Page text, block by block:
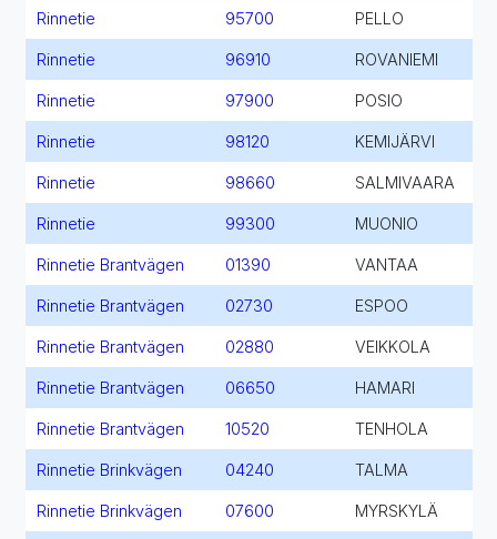
Rinnetie 95700 PELLO
Rinnetie 96910 ROVANIEMI
Rinnetie 97900 POSIO
Rinnetie 98120 KEMIJÄRVI
Rinnetie 98660 SALMIVAARA
Rinnetie 99300 MUONIO
Rinnetie Brantvägen 01390 VANTAA
Rinnetie Brantvägen 02730 ESPOO
Rinnetie Brantvägen 02880 VEIKKOLA
Rinnetie Brantvägen 06650 HAMARI
Rinnetie Brantvägen 10520 TENHOLA
Rinnetie Brinkvägen 04240 TALMA
Rinnetie Brinkvägen 07600 MYRSKYLÄ